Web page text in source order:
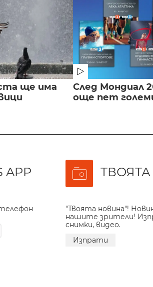
ще има
След Мондиал
още пет
APP
"Твоята новина"!
нашите зрители!
снимки, видео.
Изпрати